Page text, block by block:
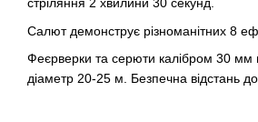
стріляння 2 хвилини 30 секунд.
Салют демонструє різноманітних 8
Феєрверки та серюти калібром 30 мм
діаметр 20-25 м. Безпечна відстань